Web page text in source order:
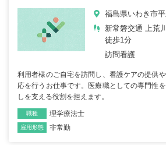
福島県いわき市
新常磐交通 上荒
徒歩1分
訪問看護
利用者様のご自宅を訪問し、看護ケアの提供
応を行うお仕事です。医療職としての専門性
しを支える役割を担えます。
職種 理学療法士
雇用形態 非常勤